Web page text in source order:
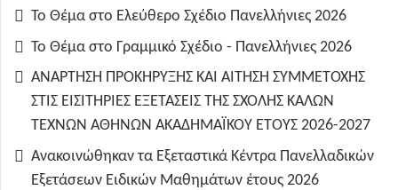
Το Θέμα στο Ελεύθερο Σχέδιο Πανελλήνιες 2026
Το Θέμα στο Γραμμικό Σχέδιο - Πανελλήνιες 2026
ΑΝΑΡΤΗΣΗ ΠΡΟΚΗΡΥΞΗΣ ΚΑΙ ΑΙΤΗΣΗ ΣΥΜΜΕΤΟΧΗΣ
ΣΤΙΣ ΕΙΣΙΤΗΡΙΕΣ ΕΞΕΤΑΣΕΙΣ ΤΗΣ ΣΧΟΛΗΣ ΚΑΛΩΝ
ΤΕΧΝΩΝ ΑΘΗΝΩΝ ΑΚΑΔΗΜΑΪΚΟΥ ΕΤΟΥΣ 2026-2027
Ανακοινώθηκαν τα Εξεταστικά Κέντρα Πανελλαδικών
Εξετάσεων Ειδικών Μαθημάτων έτους 2026